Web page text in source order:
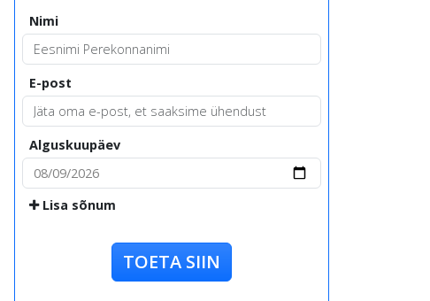
Nimi
E-post
Alguskuupäev
Lisa sõnum
TOETA SIIN